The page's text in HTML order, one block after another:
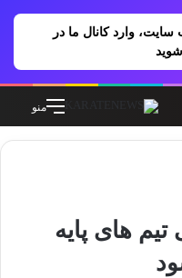
وارد کانال ما در
منو
تیم های پایه